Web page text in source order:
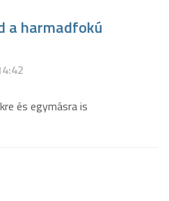
a harmadfokú
és egymásra is